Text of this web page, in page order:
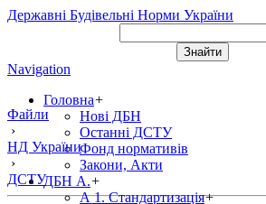
Державні Будівельні Норми України
Navigation
Головна+
Нові ДБН
Останні ДСТУ
Фонд нормативів
Закони, Акти
ДБН А.+
А 1. Стандартизація+
Файли
›
НД України
›
ДСТУ